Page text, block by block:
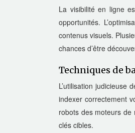
La visibilité en ligne
opportunités.
contenus visuels.
chances d’être
Techniques de
L’utilisation judicieuse
indexer correctement
robots des moteurs de
clés cibles.